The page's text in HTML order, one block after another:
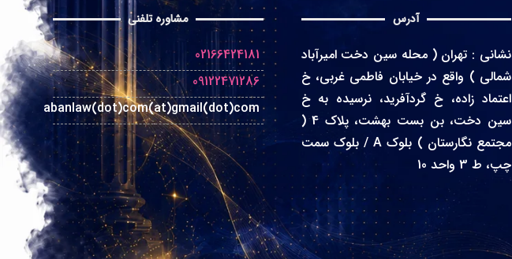
آدرس
نشانی : تهران ( محله سین دخت امیرآباد
شمالی ) واقع درخیابان فاطمی غربی، خ
اعتماد زاده، خ گردآفرید، نرسیده به خ
سین دخت، بن بست بهشت، پلاک 4 (
مجتمع نگارستان ) بلوک A / بلوک سمت
چپ، ط 3 واحد 10
مشاوره تلفنی
02166424181
09122471286
abanlaw(dot)com(at)gmail(dot)com